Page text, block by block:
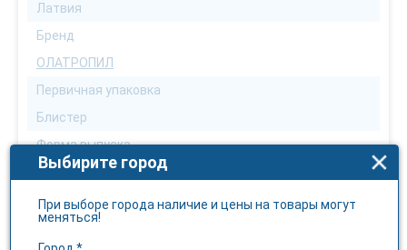
Латвия
Бренд
ОЛАТРОПИЛ
Первичная упаковка
Блистер
Форма выпуска
Капсулы
Количество в упаковке
30
Выбирите город
При выборе города наличие и цены на товары могут
меняться!